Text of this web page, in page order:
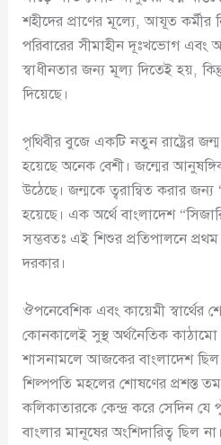
শহীদের প্রাণের মূল্যে, আযূত কর্মীর
পরিবারের সীমাহীন দূঃখভোগ এবং
স্বাধীনতার জন্য মূল্য দিতেই হয়,
দিয়েছে।
পৃথিবীর বুজে একটি নতুন রাষ্ট্রের
হয়েছে অনেক বেশী। জন্মের আনুষঙ্গিক
উঠেছে। জন্মকে ত্বরান্বিত করার
হয়েছে। এক অর্থে বাংলাদেশ
সম্ভবতঃ এই শিশুর প্রতিপালনে
দরকার।
ঔপনেবেশিক এবং কায়েমী স্বার্থের
কোনকালেই সুস্থ অর্থনৈতিক
শাসনামলে আজকের বাংলাদেশ
শিল্পপতি মহলের শোষণের প্রশস্ত তম
কলিকাতারকে কেন্দ্র করে সেদিন
বাংলার মানূষের অংশিদারিত্ব ছিল